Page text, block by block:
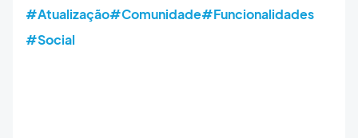
#Atualização#Comunidade#Funcionalidades
#Social